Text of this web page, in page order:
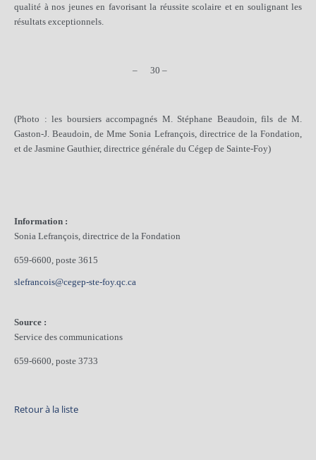
qualité à nos jeunes en favorisant la réussite scolaire et en soulignant les
résultats exceptionnels.
– 30 –
(Photo : les boursiers accompagnés M. Stéphane Beaudoin, fils de M.
Gaston-J. Beaudoin, de Mme Sonia Lefrançois, directrice de la Fondation,
et de Jasmine Gauthier, directrice générale du Cégep de Sainte-Foy)
Information :
Sonia Lefrançois, directrice de la Fondation
659-6600, poste 3615
slefrancois@cegep-ste-foy.qc.ca
Source :
Service des communications
659-6600, poste 3733
Retour à la liste